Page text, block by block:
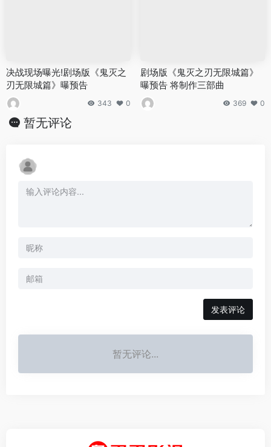
决战现场曝光!剧场版《鬼灭之
刃无限城篇》曝预告
343 0
剧场版《鬼灭之刃无限城篇》
曝预告 将制作三部曲
369 0
暂无评论
发表评论
暂无评论...